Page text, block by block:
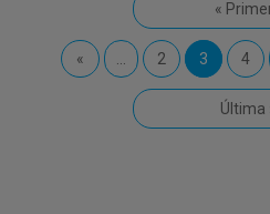
«
« 2 3 4
Última